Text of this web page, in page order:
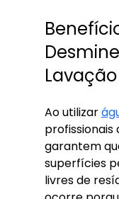
Ao utilizar
profissionais
garantem
superfícies
livres de